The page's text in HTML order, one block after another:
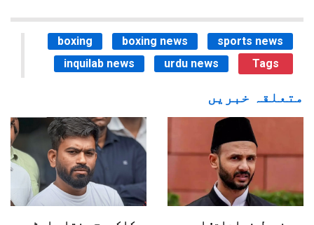
boxing boxing news
sports news
inquilab news
urdu news Tags
متعلقہ خبریں